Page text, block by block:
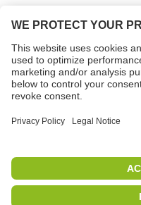
PETEC | WE